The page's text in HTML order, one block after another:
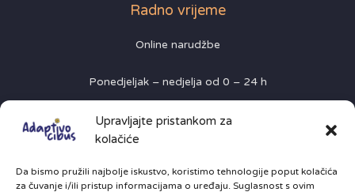
Upravljajte pristankom za
kolačiće
Da bismo pružili najbolje iskustvo, koristimo tehnologije poput kolačića
za čuvanje i/ili pristup informacijama o uređaju. Suglasnost s ovim
Radno vrijeme
Online narudžbe
Ponedjeljak – nedjelja od 0 – 24 h
Restoran:
18:00 – do 22:30h